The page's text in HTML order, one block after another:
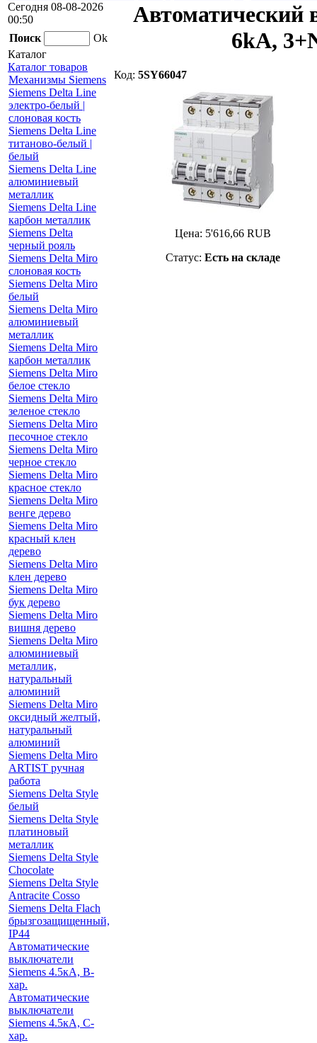
Сегодня 08-08-2026
00:50
Поиск
Ok
Каталог
Каталог товаров
Механизмы Siemens
Siemens Delta Line
электро-белый |
слоновая кость
Siemens Delta Line
титаново-белый |
белый
Siemens Delta Line
алюминиевый
металлик
Siemens Delta Line
карбон металлик
Siemens Delta
черный рояль
Siemens Delta Miro
слоновая кость
Siemens Delta Miro
белый
Siemens Delta Miro
алюминиевый
металлик
Siemens Delta Miro
карбон металлик
Siemens Delta Miro
белое стекло
Siemens Delta Miro
зеленое стекло
Siemens Delta Miro
песочное стекло
Siemens Delta Miro
черное стекло
Siemens Delta Miro
красное стекло
Siemens Delta Miro
венге дерево
Siemens Delta Miro
красный клен
дерево
Siemens Delta Miro
клен дерево
Siemens Delta Miro
бук дерево
Siemens Delta Miro
вишня дерево
Siemens Delta Miro
алюминиевый
металлик,
натуральный
алюминий
Siemens Delta Miro
оксидный желтый,
натуральный
алюминий
Siemens Delta Miro
ARTIST ручная
работа
Siemens Delta Style
белый
Siemens Delta Style
платиновый
металлик
Siemens Delta Style
Chocolate
Siemens Delta Style
Antracite Cosso
Siemens Delta Flach
брызгозащищенный,
IP44
Автоматические
выключатели
Siemens 4.5кА, B-
хар.
Автоматические
выключатели
Siemens 4.5кА, C-
хар.
Автоматический
6kA,
Код: 5SY66047
Цена: 5'616,66RUB
Статус: Есть на складе